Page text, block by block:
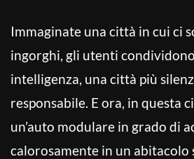
Immaginate una città in cui ci
ingorghi, gli utenti
intelligenza, una città più
responsabile. E ora, in questa
un’auto modulare in grado di
calorosamente in un abitacolo